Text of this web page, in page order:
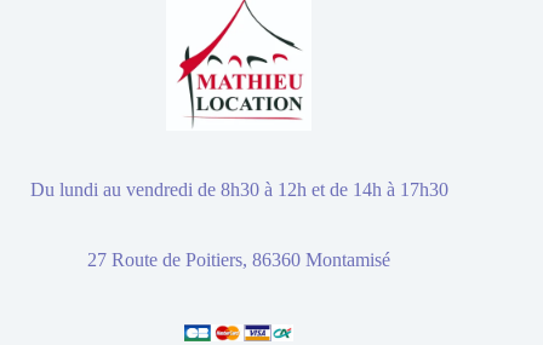
Du lundi au vendredi de 8h30 à 12h et de 14h à 17h30
27 Route de Poitiers, 86360 Montamisé